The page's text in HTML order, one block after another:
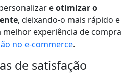
eotimizar o
, deixando-o mais rápido e
experiência de compra
no e-commerce.
de satisfação